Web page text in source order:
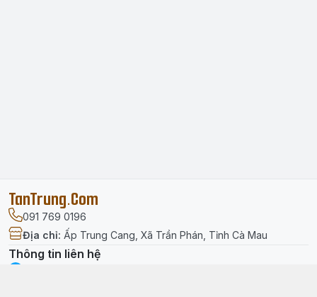
TanTrung.Com
091 769 0196
Địa chỉ: Ấp Trung Cang, Xã Trần Phán, Tỉnh Cà Mau
Thông tin liên hệ